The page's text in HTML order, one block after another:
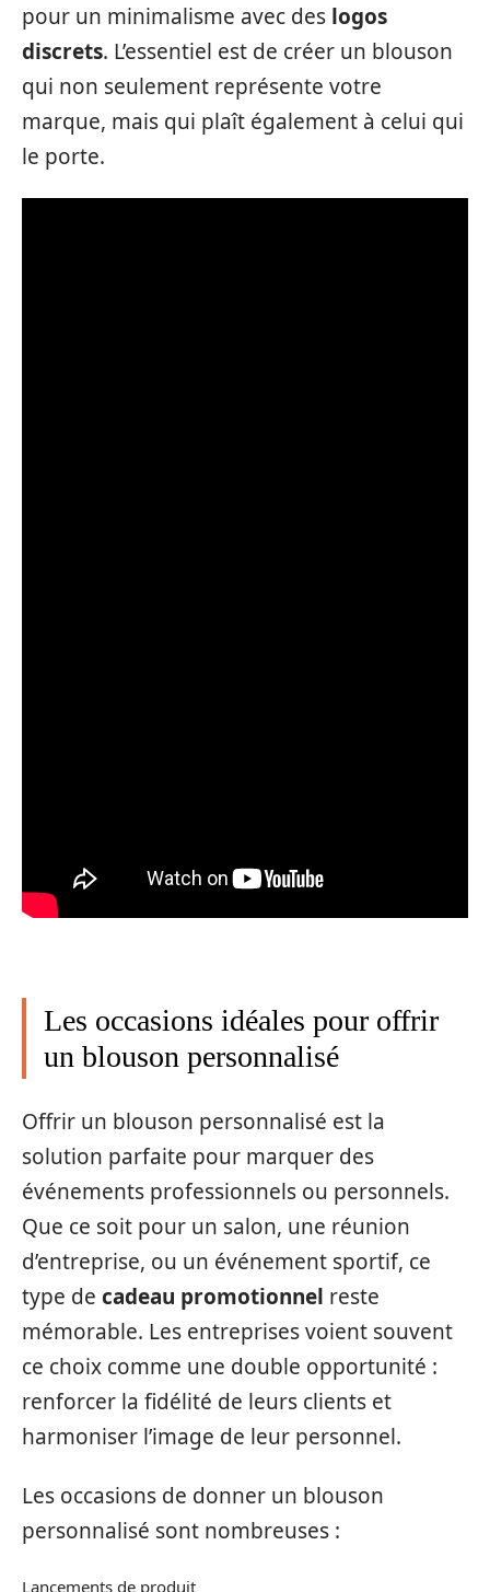
pour un minimalisme avec des logos
discrets. L’essentiel est de créer un blouson
qui non seulement représente votre
marque, mais qui plaît également à celui qui
le porte.
Les occasions idéales pour offrir
un blouson personnalisé
Offrir un blouson personnalisé est la
solution parfaite pour marquer des
événements professionnels ou personnels.
Que ce soit pour un salon, une réunion
d’entreprise, ou un événement sportif, ce
type de cadeau promotionnel reste
mémorable. Les entreprises voient souvent
ce choix comme une double opportunité :
renforcer la fidélité de leurs clients et
harmoniser l’image de leur personnel.
Les occasions de donner un blouson
personnalisé sont nombreuses :
Lancements de produit